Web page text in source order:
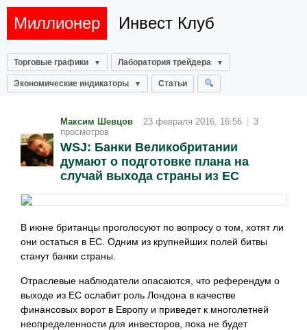
Миллионер Инвест Клуб
Торговые графики Лаборатория трейдера
Экономические индикаторы Статьи
Максим Шевцов 23 февраля 2016, 16:56
3
просмотров
WSJ: Банки Великобритании
думают о подготовке плана на
случай выхода страны из ЕС
В июне британцы проголосуют по вопросу о том, хотят ли
они остаться в ЕС. Одним из крупнейших полей битвы
станут банки страны.
Отраслевые наблюдатели опасаются, что референдум о
выходе из ЕС ослабит роль Лондона в качестве
финансовых ворот в Европу и приведет к многолетней
неопределенности для инвесторов, пока не будет